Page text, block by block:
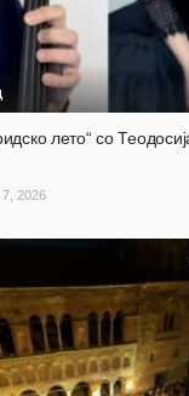
лето“ со
7, 2026